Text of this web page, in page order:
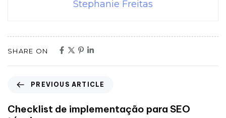
Stephanie Freitas
SHARE ON
PREVIOUS ARTICLE
Checklist de implementação para SEO